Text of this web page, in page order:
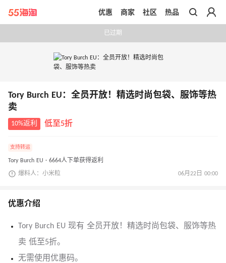
带你去官网买正品
优惠 商家 社区 热品
已过期
Tory Burch EU：全员开放！精选时尚包袋、服饰等热
卖
10%返利 低至5折
支持转运
Tory Burch EU · 6664人下单获得返利
爆料人：小米粒 06月22日 00:00
优惠介绍
Tory Burch EU 现有 全员开放！精选时尚包袋、服饰等热
卖 低至5折。
无需使用优惠码。